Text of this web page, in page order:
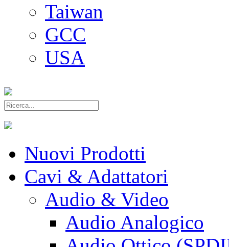
Taiwan
GCC
USA
Nuovi Prodotti
Cavi & Adattatori
Audio & Video
Audio Analogico